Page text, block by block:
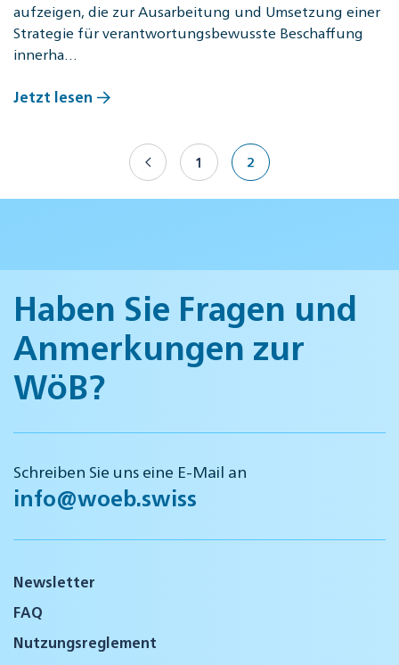
aufzeigen, die zur Ausarbeitung und Umsetzung einer
Strategie für verantwortungsbewusste Beschaffung
innerha…
Jetzt lesen
1 2
Haben Sie Fragen und
Anmerkungen zur
WöB?
Schreiben Sie uns eine E-Mail an
info@woeb.swiss
Newsletter
FAQ
Nutzungsreglement